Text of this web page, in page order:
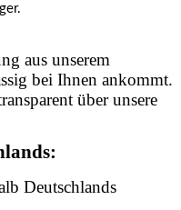
aus unserem
bei Ihnen ankommt.
über unsere
Deutschlands